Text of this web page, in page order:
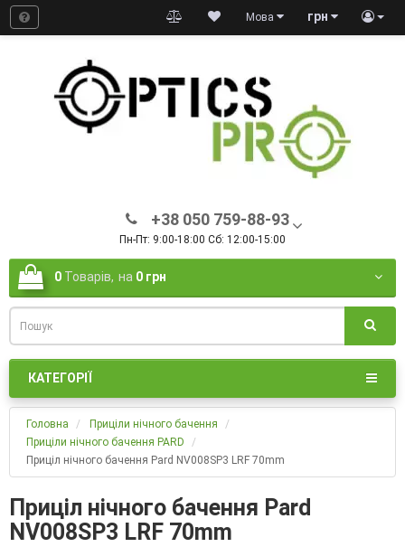
грн
Мова
+38 050 759-88-93
Пн-Пт: 9:00-18:00 Сб: 12:00-15:00
0 Товарів, на 0 грн
КАТЕГОРІЇ
Головна
Приціли нічного бачення
Приціли нічного бачення PARD
Приціл нічного бачення Pard NV008SP3 LRF 70mm
Приціл нічного бачення Pard
NV008SP3 LRF 70mm